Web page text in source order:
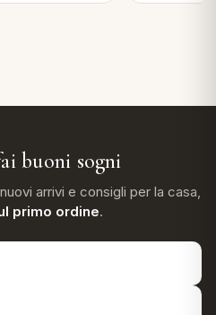
buoni sogni
arrivi e consigli per la casa,
primo ordine.